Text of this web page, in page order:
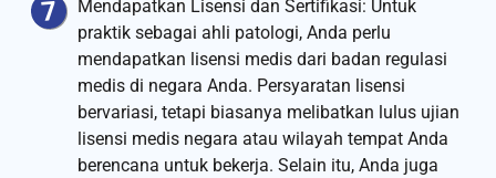
Mendapatkan Lisensi dan Sertifikasi: Untuk
praktik sebagai ahli patologi, Anda perlu
mendapatkan lisensi medis dari badan regulasi
medis di negara Anda. Persyaratan lisensi
bervariasi, tetapi biasanya melibatkan lulus ujian
lisensi medis negara atau wilayah tempat Anda
berencana untuk bekerja. Selain itu, Anda juga